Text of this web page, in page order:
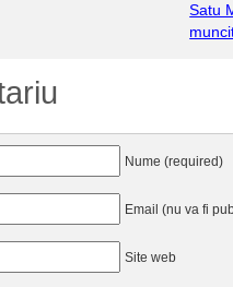
Satu
Nume (required)
Email (nu va fi
Site web